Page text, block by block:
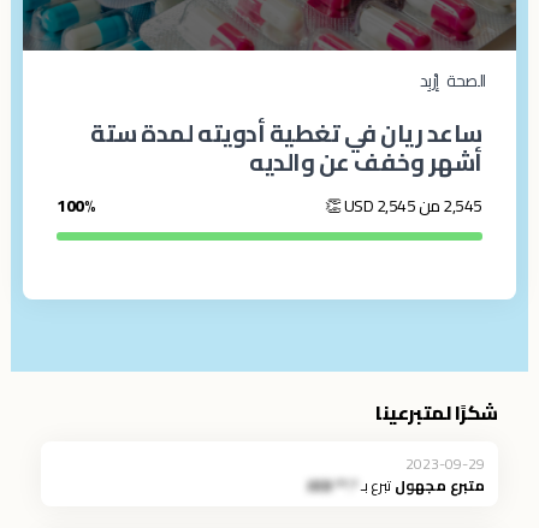
الصحة إرْبِد‎
ساعد ريان في تغطية أدويته لمدة ستة
أشهر وخفف عن والديه
2,545 من 2,545 USD
👏
100%
شكرًا لمتبرعينا
2023-09-29
متبرع مجهولتبرع بـ*.** JOD